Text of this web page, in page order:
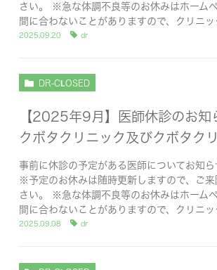
さい。 ※急な体調不良等のお休みはホーム
間に合わないことがありますので、クリニ
2025.09.20 dr
DR-CLOSED
【2025年9月】医師休診のお知
クボタクリニック及びクボタク
事前に休診の予定がある医師についてお知ら
※予定のお休みは随時更新しますので、ご来
さい。 ※急な体調不良等のお休みはホーム
間に合わないことがありますので、クリニ
2025.09.08 dr